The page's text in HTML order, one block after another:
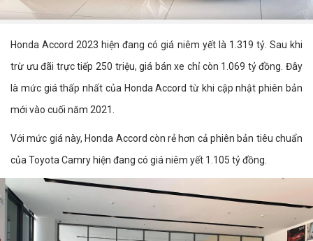
Honda Accord 2023 hiện đang có giá niêm yết là 1.319 tỷ. Sau khi
trừ ưu đãi trực tiếp 250 triệu, giá bán xe chỉ còn 1.069 tỷ đồng. Đây
là mức giá thấp nhất của Honda Accord từ khi cập nhật phiên bản
mới vào cuối năm 2021.
Với mức giá này, Honda Accord còn rẻ hơn cả phiên bản tiêu chuẩn
của Toyota Camry hiện đang có giá niêm yết 1.105 tỷ đồng.